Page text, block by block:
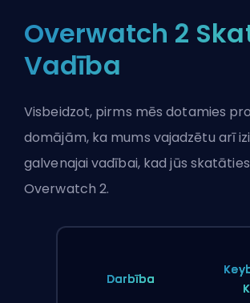
Overwatch 2
Vadība
Visbeidzot, pirms mēs dotamies
domājām, ka mums vajadzētu arī
galvenajai vadībai, kad jūs
Overwatch 2.
Darbība